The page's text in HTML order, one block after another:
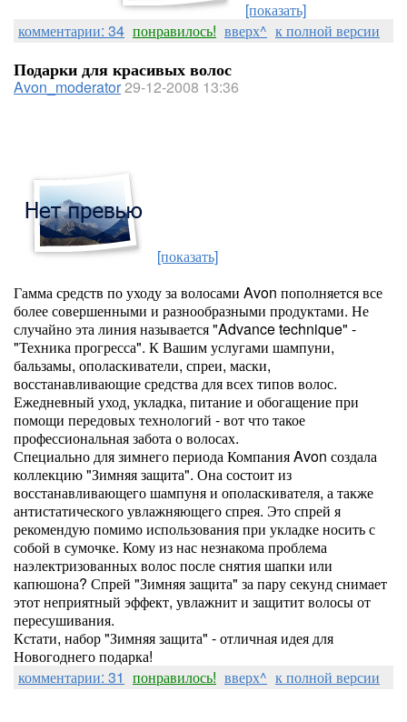
[показать]
комментарии: 34 понравилось! вверх^ к полной версии
Подарки для красивых волос
Avon_moderator29-12-2008 13:36
[показать]
Гамма средств по уходу за волосами Avon пополняется все
более совершенными и разнообразными продуктами. Не
случайно эта линия называется "Advance technique" -
"Техника прогресса". К Вашим услугами шампуни,
бальзамы, ополаскиватели, спреи, маски,
восстанавливающие средства для всех типов волос.
Ежедневный уход, укладка, питание и обогащение при
помощи передовых технологий - вот что такое
профессиональная забота о волосах.
Специально для зимнего периода Компания Avon создала
коллекцию "Зимняя защита". Она состоит из
восстанавливающего шампуня и ополаскивателя, а также
антистатического увлажняющего спрея. Это спрей я
рекомендую помимо использования при укладке носить с
собой в сумочке. Кому из нас незнакома проблема
наэлектризованных волос после снятия шапки или
капюшона? Спрей "Зимняя защита" за пару секунд снимает
этот неприятный эффект, увлажнит и защитит волосы от
пересушивания.
Кстати, набор "Зимняя защита" - отличная идея для
Новогоднего подарка!
комментарии: 31 понравилось! вверх^ к полной версии